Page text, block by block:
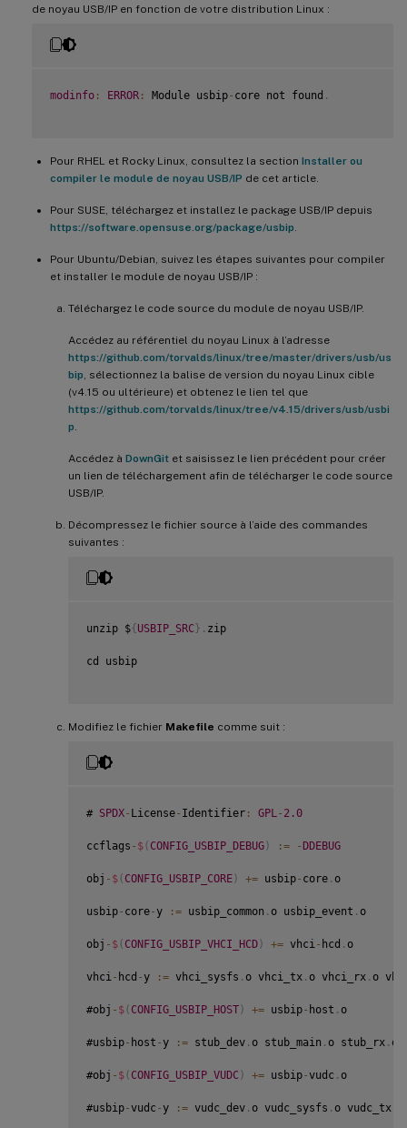
de noyau USB/IP en fonction de votre distribution Linux :
modinfo : ERROR : Module usbip- core not found .
Pour RHEL et Rocky Linux, consultez la section Installer ou
compiler le module de noyau USB/IP de cet article.
Pour SUSE, téléchargez et installez le package USB/IP depuis
https://software.opensuse.org/package/usbip
Pour Ubuntu/Debian, suivez les étapes suivantes pour compiler
et installer le module de noyau USB/IP :
Téléchargez le code source du module de noyau USB/IP.
Accédez au référentiel du noyau Linux à l’adresse
https://github.com/torvalds/linux/tree/master/drivers/usb/us
bip , sélectionnez la balise de version du noyau Linux cible
(v4.15 ou ultérieure) et obtenez le lien tel que
https://github.com/torvalds/linux/tree/v4.15/drivers/usb/usbi
p
Accédez à DownGit et saisissez le lien précédent pour créer
un lien de téléchargement afin de télécharger le code source
USB/IP.
Décompressez le fichier source à l’aide des commandes
suivantes :
unzip ${USBIP_SRC} . zip
cd usbip
Modifiez le fichier Makefile comme suit :
# SPDX- License- Identifier : GPL - 2.0
ccflags - $ ( CONFIG_USBIP_DEBUG) := -DDEBUG
obj - $ ( CONFIG_USBIP_CORE) += usbip- core . o
usbip- core-y := usbip_common . o usbip_event . o
obj - $ ( CONFIG_USBIP_VHCI_HCD) += vhci - hcd . o
vhci - hcd -y := vhci_sysfs . o vhci_tx . o vhci_rx . o
#obj - $ ( CONFIG_USBIP_HOST) += usbip- host . o
#usbip- host -y := stub_dev . o stub_main . o stub_rx . o
#obj - $ ( CONFIG_USBIP_VUDC) += usbip-vudc . o
#usbip-vudc -y := vudc_dev . o vudc_sysfs . o vudc_tx